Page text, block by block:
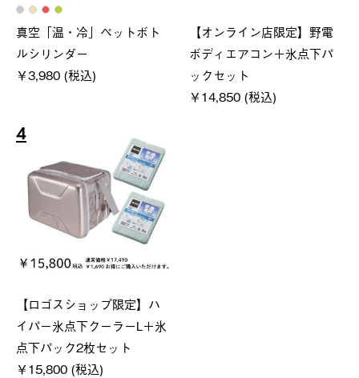
真空「温・冷」ペットボト
ルシリンダー
￥3,980 (税込)
【オンライン店限定】野電
ボディエアコン＋氷点下パ
ックセット
￥14,850 (税込)
4
【ロゴスショップ限定】ハ
イパー氷点下クーラーL＋氷
点下パック2枚セット
￥15,800 (税込)